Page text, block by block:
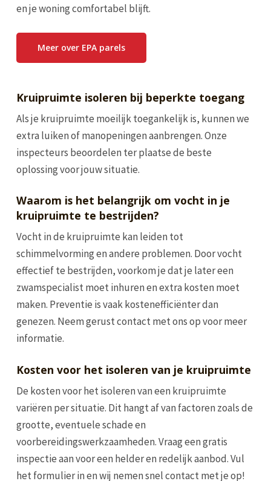
en je woning comfortabel blijft.
Meer over EPA parels
Kruipruimte isoleren bij beperkte toegang
Als je kruipruimte moeilijk toegankelijk is, kunnen we
extra luiken of manopeningen aanbrengen. Onze
inspecteurs beoordelen ter plaatse de beste
oplossing voor jouw situatie.
Waarom is het belangrijk om vocht in je
kruipruimte te bestrijden?
Vocht in de kruipruimte kan leiden tot
schimmelvorming en andere problemen. Door vocht
effectief te bestrijden, voorkom je dat je later een
zwamspecialist moet inhuren en extra kosten moet
maken. Preventie is vaak kostenefficiënter dan
genezen. Neem gerust contact met ons op voor meer
informatie.
Kosten voor het isoleren van je kruipruimte
De kosten voor het isoleren van een kruipruimte
variëren per situatie. Dit hangt af van factoren zoals de
grootte, eventuele schade en
voorbereidingswerkzaamheden. Vraag een gratis
inspectie aan voor een helder en redelijk aanbod. Vul
het formulier in en wij nemen snel contact met je op!